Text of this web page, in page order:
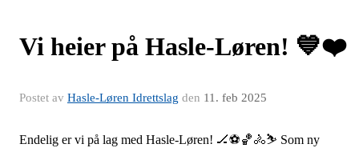
Vi heier på Hasle-Løren! 💙❤️
Postet av Hasle-Løren Idrettslag den 11. feb 2025
Endelig er vi på lag med Hasle-Løren! 🏒⚽🏀🚴⛷️ Som ny